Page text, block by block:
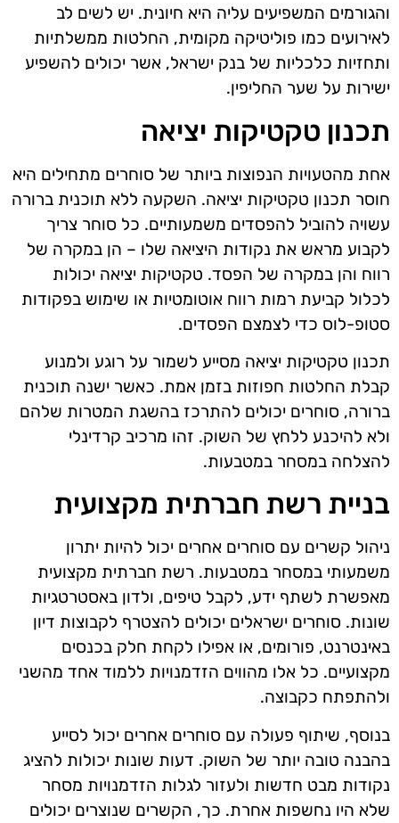
והגורמים המשפיעים עליה היא חיונית. יש לשים לב
לאירועים כמו פוליטיקה מקומית, החלטות ממשלתיות
ותחזיות כלכליות של בנק ישראל, אשר יכולים להשפיע
ישירות על שער החליפין.
תכנון טקטיקות יציאה
אחת מהטעויות הנפוצות ביותר של סוחרים מתחילים היא
חוסר תכנון טקטיקות יציאה. השקעה ללא תוכנית ברורה
עשויה להוביל להפסדים משמעותיים. כל סוחר צריך
לקבוע מראש את נקודות היציאה שלו – הן במקרה של
רווח והן במקרה של הפסד. טקטיקות יציאה יכולות
לכלול קביעת רמות רווח אוטומטיות או שימוש בפקודות
סטופ-לוס כדי לצמצם הפסדים.
תכנון טקטיקות יציאה מסייע לשמור על רוגע ולמנוע
קבלת החלטות חפוזות בזמן אמת. כאשר ישנה תוכנית
ברורה, סוחרים יכולים להתרכז בהשגת המטרות שלהם
ולא להיכנע ללחץ של השוק. זהו מרכיב קרדינלי
להצלחה במסחר במטבעות.
בניית רשת חברתית מקצועית
ניהול קשרים עם סוחרים אחרים יכול להיות יתרון
משמעותי במסחר במטבעות. רשת חברתית מקצועית
מאפשרת לשתף ידע, לקבל טיפים, ולדון באסטרטגיות
שונות. סוחרים ישראלים יכולים להצטרף לקבוצות דיון
באינטרנט, פורומים, או אפילו לקחת חלק בכנסים
מקצועיים. כל אלו מהווים הזדמנויות ללמוד אחד מהשני
ולהתפתח כקבוצה.
בנוסף, שיתוף פעולה עם סוחרים אחרים יכול לסייע
בהבנה טובה יותר של השוק. דעות שונות יכולות להציג
נקודות מבט חדשות ולעזור לגלות הזדמנויות מסחר
שלא היו נחשפות אחרת. כך, הקשרים שנוצרים יכולים